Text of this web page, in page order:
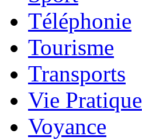
Téléphonie
Tourisme
Transports
Vie Pratique
Voyance